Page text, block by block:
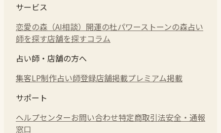
サービス
恋愛の森（AI相談） 開運の杜パワーストーンの森占い
師を探す店舗を探すコラム
占い師・店舗の方へ
集客LP制作占い師登録店舗掲載プレミアム掲載
サポート
ヘルプセンターお問い合わせ特定商取引法安全・通報
窓口